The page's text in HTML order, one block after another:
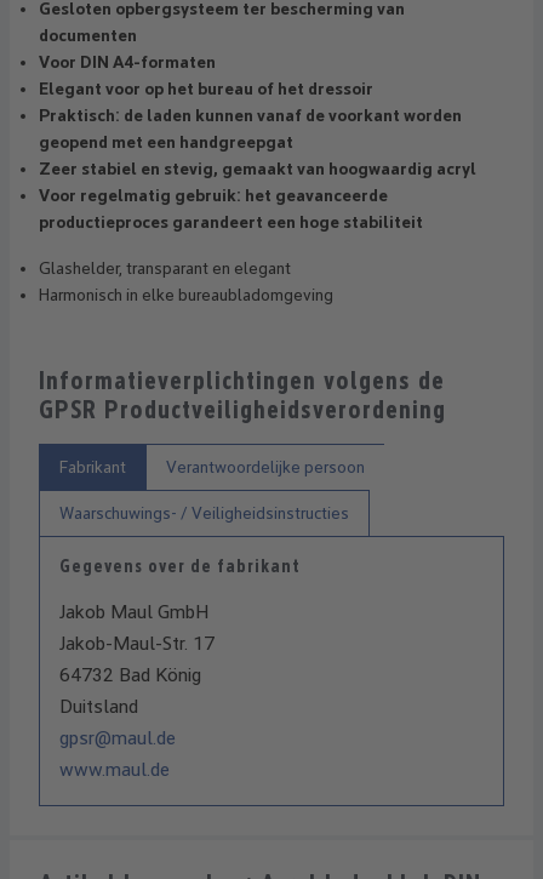
Gesloten opbergsysteem ter bescherming van
documenten
Voor DIN A4-formaten
Elegant voor op het bureau of het dressoir
Praktisch: de laden kunnen vanaf de voorkant worden
geopend met een handgreepgat
Zeer stabiel en stevig, gemaakt van hoogwaardig acryl
Voor regelmatig gebruik: het geavanceerde
productieproces garandeert een hoge stabiliteit
Glashelder, transparant en elegant
Harmonisch in elke bureaubladomgeving
Informatieverplichtingen volgens de
GPSR Productveiligheidsverordening
Fabrikant Verantwoordelijke persoon
Waarschuwings- / Veiligheidsinstructies
Gegevens over de fabrikant
Jakob Maul GmbH
Jakob-Maul-Str. 17
64732 Bad König
Duitsland
gpsr@maul.de
www.maul.de